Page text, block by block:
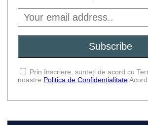
Prin înscriere, sunteți de acord cu
noastre Politica de ConfidențialitateAcord.